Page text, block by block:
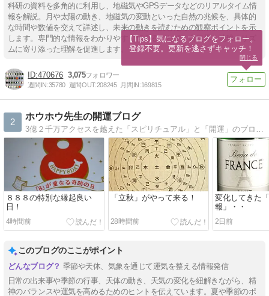
科研の資料を多角的に利用し、地磁気やGPSデータなどのリアルタイム情
報を解説。月や太陽の動き、地磁気の変動といった自然の兆候を、具体的
な時間や数値を交えて詳述し、未来の動きを読むための観察ポイントを示
します。専門的な情報をわかりやすく伝えることで、自然界と地球のリズ
ムに寄り添った理解を促進します。
470676 3,075
週間IN:35780 週間OUT:208245 月間IN:169815
2
ホウホウ先生の開運ブログ
3億２千万アクセスを越えた「スピリチュアル」と「開運」のブログです。「幸せや開運を望む方」や「今のあなたの運気」をアップしたい方にお勧めです。
８８８の特別な縁起良い
日！
4時間前
「立秋」がやって来る！
28時間前
変化してきた
報」・・
2日前
このブログのここがポイント
季節や天体、気象を通じて運気を整える情報発信
日常の出来事や季節の行事、天体の動き、天気の変化を紐解きながら、精
神のバランスや運気を高めるためのヒントを伝えています。夏や季節のポ
【Tips】気になるブログをフォロー。
登録不要。更新を逃さずキャッチ！
閉じる